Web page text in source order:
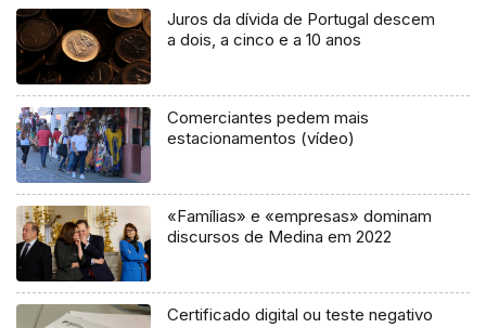
Juros da dívida de Portugal descem
a dois, a cinco e a 10 anos
Comerciantes pedem mais
estacionamentos (vídeo)
«Famílias» e «empresas» dominam
discursos de Medina em 2022
Certificado digital ou teste negativo